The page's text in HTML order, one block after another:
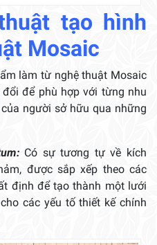
tạo hình
Mosaic
làm từ nghệ thuật Mosaic
để phù hợp với từng nhu
người sở hữu qua những
Có sự tương tự về kích
được sắp xếp theo các
định để tạo thành một lưới
các yếu tố thiết kế chính